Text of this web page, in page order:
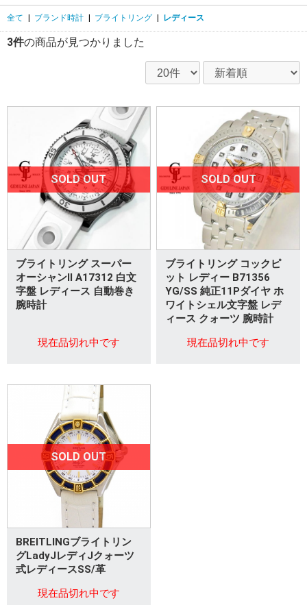
全て ブランド時計 ブライトリング レディース
3件の商品が見つかりました
SOLD OUT
ブライトリング スーパー
オーシャンⅡ A17312 白文
字盤 レディース 自動巻き
腕時計
現在品切れ中です
SOLD OUT
ブライトリング コックピ
ット レディー B71356
YG/SS 純正11Pダイヤ ホ
ワイトシェル文字盤 レデ
ィース クォーツ 腕時計
現在品切れ中です
SOLD OUT
BREITLINGブライトリン
グLadyJレディJクォーツ
式レディースSS/革
現在品切れ中です